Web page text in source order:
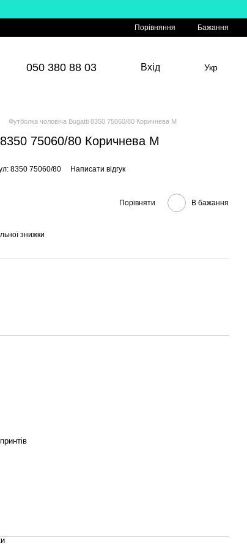
Порівняння Бажання
050 380 88 03 Вхід Укр
Футболка чоловіча Bugatti 8350 75060/80 Коричнева M
75060/80 Коричнева M
8350 75060/80 Написати відгук
Порівняти В бажання
знижки